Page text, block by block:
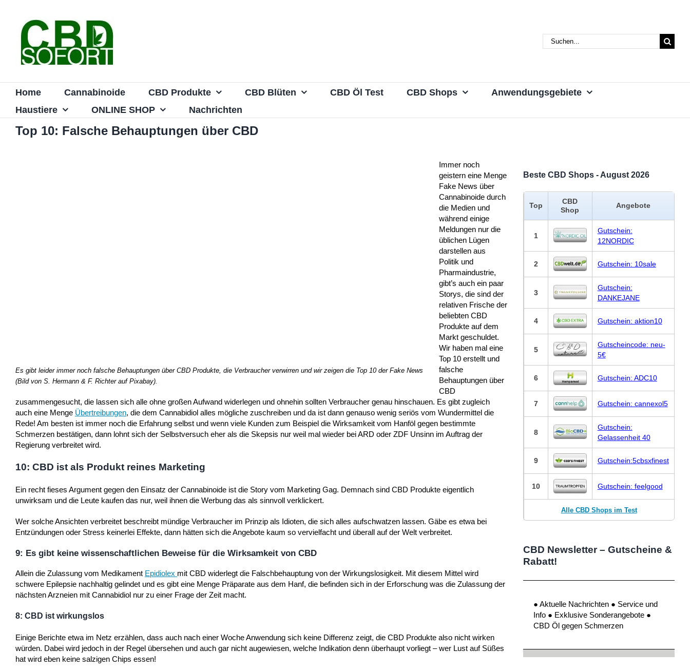
springen
Suche
nach:
Home Cannabinoide CBD Produkte CBD Blüten CBD Öl Test CBD Shops
Anwendungsgebiete
Haustiere
ONLINE SHOP Nachrichten
Top 10: Falsche Behauptungen über CBD
Es gibt leider immer noch falsche Behauptungen über CBD Produkte, die Verbraucher verwirren und wir zeigen die Top 10 der Fake News
(Bild von S. Hermann & F. Richter auf Pixabay).
Immer noch
geistern eine Menge
Fake News über
Cannabinoide durch
die Medien und
während einige
Meldungen nur die
üblichen Lügen
darstellen aus
Politik und
Pharmaindustrie,
gibt’s auch ein paar
Storys, die sind der
relativen Frische der
beliebten CBD
Produkte auf dem
Markt geschuldet.
Wir haben mal eine
Top 10 erstellt und
falsche
Behauptungen über
CBD
zusammengesucht, die lassen sich alle ohne großen Aufwand widerlegen und ohnehin sollten Verbraucher genau hinschauen. Es gibt zugleich
auch eine Menge Übertreibungen, die dem Cannabidiol alles mögliche zuschreiben und da ist dann genauso wenig seriös vom Wundermittel die
Rede! Am besten ist immer noch die Erfahrung selbst und wenn viele Kunden zum Beispiel die Wirksamkeit vom Hanföl gegen bestimmte
Schmerzen bestätigen, dann lohnt sich der Selbstversuch eher als die Skepsis nur weil mal wieder bei ARD oder ZDF Unsinn im Auftrag der
Regierung verbreitet wird.
10: CBD ist als Produkt reines Marketing
Ein recht fieses Argument gegen den Einsatz der Cannabinoide ist die Story vom Marketing Gag. Demnach sind CBD Produkte eigentlich
unwirksam und die Leute kaufen das nur, weil ihnen die Werbung das als sinnvoll verklickert.
Wer solche Ansichten verbreitet beschreibt mündige Verbraucher im Prinzip als Idioten, die sich alles aufschwatzen lassen. Gäbe es etwa bei
Entzündungen oder Stress keinerlei Effekte, dann hätten sich die Angebote kaum so vervielfacht und überall auf der Welt verbreitet.
9: Es gibt keine wissenschaftlichen Beweise für die Wirksamkeit von CBD
Allein die Zulassung vom Medikament Epidiolex mit CBD widerlegt die Falschbehauptung von der Wirkungslosigkeit. Mit diesem Mittel wird
schwere Epilepsie nachhaltig gelindet und es gibt eine Menge Präparate aus dem Hanf, die befinden sich in der Erforschung was die Zulassung der
nächsten Arzneien mit Cannabidiol nur zu einer Frage der Zeit macht.
8: CBD ist wirkungslos
Einige Berichte etwa im Netz erzählen, dass auch nach einer Woche Anwendung sich keine Differenz zeigt, die CBD Produkte also nicht wirken
würden. Dabei wird jedoch in der Regel übersehen und auch gar nicht augewiesen, welche Indikation denn überhaupt vorliegt – wer Lust auf Süßes
hat wird eben keine salzigen Chips essen!
Beste CBD Shops - August 2026
Top
CBD
Shop
Angebote
1
Gutschein:
12NORDIC
2 Gutschein: 10sale
3
Gutschein:
DANKEJANE
4 Gutschein: aktion10
5
Gutscheincode: neu-
5€
6 Gutschein: ADC10
7 Gutschein: cannexol5
8
Gutschein:
Gelassenheit 40
9 Gutschein:5cbsxfinest
10 Gutschein: feelgood
Alle CBD Shops im Test
CBD Newsletter – Gutscheine &
Rabatt!
● Aktuelle Nachrichten ● Service und
Info ● Exklusive Sonderangebote ●
CBD Öl gegen Schmerzen